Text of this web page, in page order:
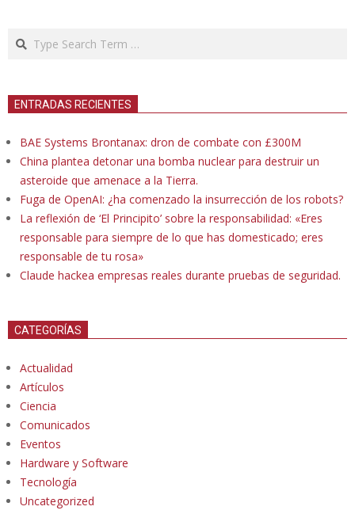
Search
ENTRADAS RECIENTES
BAE Systems Brontanax: dron de combate con £300M
China plantea detonar una bomba nuclear para destruir un
asteroide que amenace a la Tierra.
Fuga de OpenAI: ¿ha comenzado la insurrección de los robots?
La reflexión de ‘El Principito’ sobre la responsabilidad: «Eres
responsable para siempre de lo que has domesticado; eres
responsable de tu rosa»
Claude hackea empresas reales durante pruebas de seguridad.
CATEGORÍAS
Actualidad
Artículos
Ciencia
Comunicados
Eventos
Hardware y Software
Tecnología
Uncategorized